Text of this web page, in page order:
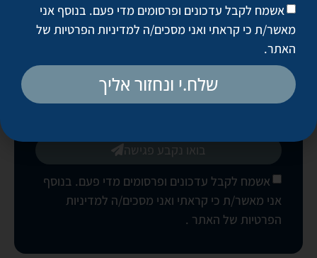
לקביעת פגישת ייעוץ
אשמח לקבל עדכונים ופרסומים מדי פעם. בנוסף
אני מאשר/ת כי קראתי ואני מסכים/ה למדיניות
הפרטיות של האתר .
בואו נקבע פגישה
אשמח לקבל עדכונים ופרסומים מדי פעם. בנוסף אני
מאשר/ת כי קראתי ואני מסכים/ה למדיניות הפרטיות של
האתר.
שלח.י ונחזור אליך